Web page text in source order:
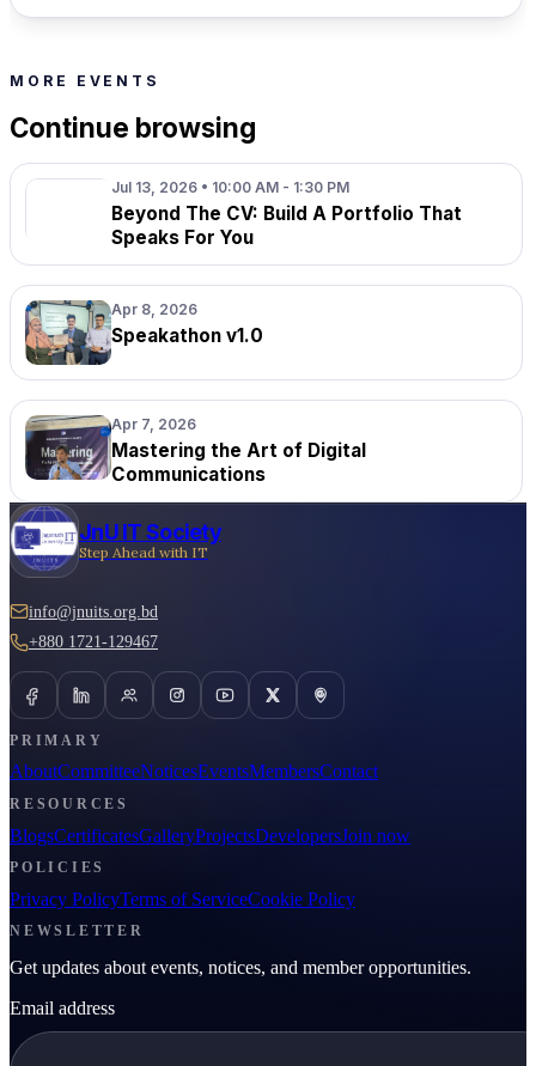
MORE EVENTS
Continue browsing
Jul 13, 2026 • 10:00 AM - 1:30 PM
Beyond The CV: Build A Portfolio That
Speaks For You
Apr 8, 2026
Speakathon v1.0
Apr 7, 2026
Mastering the Art of Digital
Communications
JnU IT Society
Step Ahead with IT
info@jnuits.org.bd
+880 1721-129467
PRIMARY
AboutCommitteeNoticesEventsMembersContact
RESOURCES
BlogsCertificatesGalleryProjectsDevelopersJoin now
POLICIES
Privacy PolicyTerms of ServiceCookie Policy
NEWSLETTER
Get updates about events, notices, and member opportunities.
Email address